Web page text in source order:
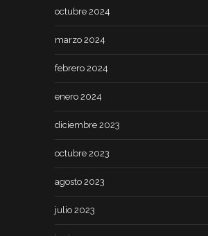
octubre 2024
marzo 2024
febrero 2024
enero 2024
diciembre 2023
octubre 2023
agosto 2023
julio 2023